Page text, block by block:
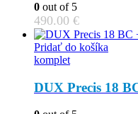
0 out of 5
490.00 €
Pridať do košíka
komplet
DUX Precis 18